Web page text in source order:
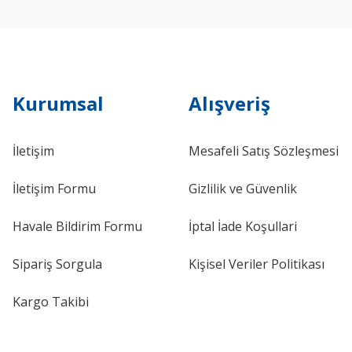
Kurumsal
İletişim
İletişim Formu
Havale Bildirim Formu
Sipariş Sorgula
Kargo Takibi
Alışveriş
Mesafeli Satış Sözleşmesi
Gizlilik ve Güvenlik
İptal İade Koşullari
Kişisel Veriler Politikası